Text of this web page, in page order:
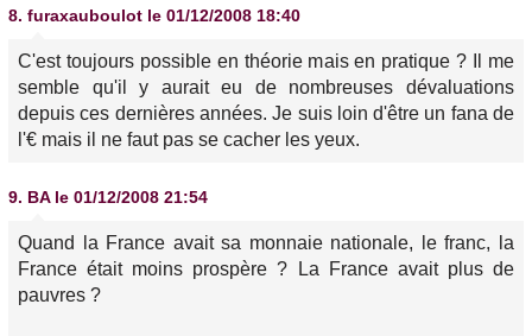
8. furaxauboulot le 01/12/2008 18:40
C'est toujours possible en théorie mais en pratique ? Il me
semble qu'il y aurait eu de nombreuses dévaluations
depuis ces dernières années. Je suis loin d'être un fana de
l'€ mais il ne faut pas se cacher les yeux.
9. BA le 01/12/2008 21:54
Quand la France avait sa monnaie nationale, le franc, la
France était moins prospère ? La France avait plus de
pauvres ?